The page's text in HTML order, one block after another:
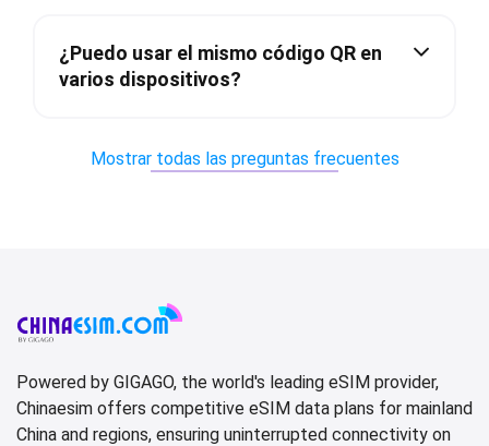
¿Puedo usar el mismo código QR en
varios dispositivos?
Mostrar todas las preguntas frecuentes
Powered by GIGAGO, the world's leading eSIM provider,
Chinaesim offers competitive eSIM data plans for mainland
China and regions, ensuring uninterrupted connectivity on